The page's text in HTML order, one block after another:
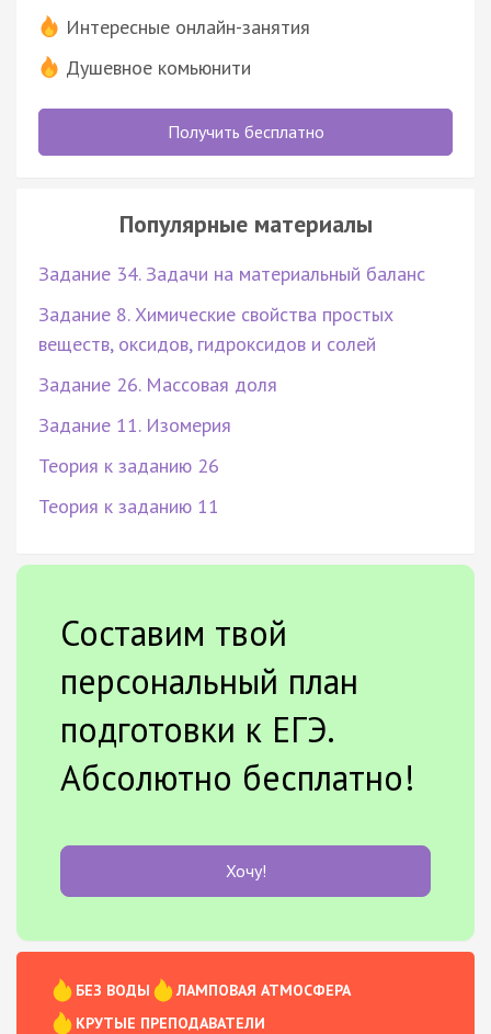
Интересные онлайн-занятия
Душевное комьюнити
Получить бесплатно
Популярные материалы
Задание 34. Задачи на материальный баланс
Задание 8. Химические свойства простых
веществ, оксидов, гидроксидов и солей
Задание 26. Массовая доля
Задание 11. Изомерия
Теория к заданию 26
Теория к заданию 11
Составим твой
персональный план
подготовки к ЕГЭ.
Абсолютно бесплатно!
Хочу!
БЕЗ ВОДЫ
ЛАМПОВАЯ АТМОСФЕРА
КРУТЫЕ ПРЕПОДАВАТЕЛИ